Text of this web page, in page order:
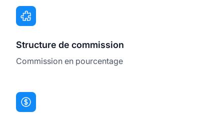
Structure de commission
Commission en pourcentage